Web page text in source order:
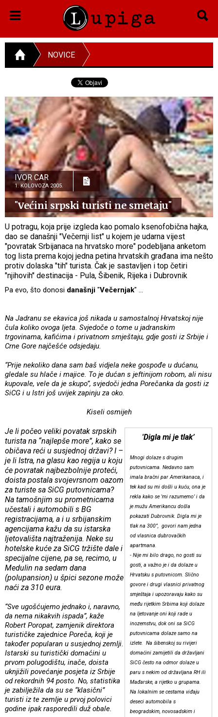
NOVICE
IVOR CAR
1. KOLOVOZA 2005.
"Većini srpski turisti ne smetaju"
U potragu, koja prije izgleda kao pomalo ksenofobična hajka,
dao se današnji "Večernji list" u kojem je udarna vijest
"povratak Srbijanaca na hrvatsko more" podebljana anketom
tog lista prema kojoj jedna petina hrvatskih građana ima nešto
protiv dolaska "tih" turista. Čak je sastavljen i top četiri
"njihovih" destinacija - Pula, Šibenik, Rijeka i Dubrovnik
Pa evo, što donosi današnji "Večernjak" ...
Na Jadranu se ekavica još nikada u samostalnoj Hrvatskoj nije
čula koliko ovoga ljeta. Svjedoče o tome u jadranskim
trgovinama, kafićima i privatnom smještaju, gdje gosti iz Srbije i
Crne Gore najčešće odsjedaju.
“Prije nekoliko dana sam baš vidjela neke gospođe u dućanu,
gledale su hlače i majice. To je dućan s jeftinijom robom, ali nisu
kupovale, vele da je skupo”, svjedoči jedna Porečanka da gosti iz
SiCG i u Istri još uvijek zapinju za oko.
Kiseli osmijeh
'Digla mi je tlak’
Mnogi dolaze s drugim
putovnicama. Nedavno sam
imala bračni par Amerikanaca, i
tek kad su mi došli u kuću, ona je
rekla kako se 'mi razumemo’ i da
je mužu Amerikancu došla
pokazati Dubrovnik. Digla mi je
tlak na 300”, govori nam jedna
od vlasnica dubrovačkih
apartmana.
- Nije mi bilo drago, no gosti su
gosti, a važno je i da dolaze u
Hrvatsku s putovnicom. Slično
govore i drugi vlasnici privatnog
smještaja i upozoravaju kako su
među rijetkim Srbima koji dolaze
na ljetovanje oni koji rade u
inozemstvu, dok oni sa SiCG
putovnicama dolaze samo na
izlete. Na šibenskoj su rivijeri
domaćini zamijetili da državljani
SiCG često na odmor dolaze u
paru s nekim od državljana RH ili
Mađarske, a rijetko u grupama.
Na lokalnim se cestama viđaju
deseci automobila s
beogradskim, novosadskim i
Je li počeo veliki povatak srpskih
turista na “najlepše more”, kako se
običava reći u susjednoj državi? I –
je li Istra, na glasu kao regija u koju
će povratak najbezbolnije proteći,
doista postala svojevrsnom oazom
za turiste sa SiCG putovnicama?
Na tamošnjim su prometnicama
učestali i automobili s BG
registracijama, a i u srbijanskim
agencijama kažu da su istarska
ljetovališta najtraženija. Neke su
hotelske kuće za SiCG tržište dale i
specijalne cijene, pa se, recimo, u
Medulin na sedam dana
(polupansion) u špici sezone može
naći za 310 eura.
“Sve ugošćujemo jednako i, naravno,
da nema nikakvih ispada”, kaže
Robert Poropat, zamjenik direktora
turističke zajednice Poreča, koji je
također popularan u susjednoj zemlji.
Istarski su turistički domaćini u
prvom polugodištu, inače, doista
uknjižili povećanje posjeta iz Srbije
od rekordnih 94 posto. No, statistika
je zabilježila da su se “klasični”
turisti iz te zemlje u prvoj polovici
godine ipak rasporedili duž obale.